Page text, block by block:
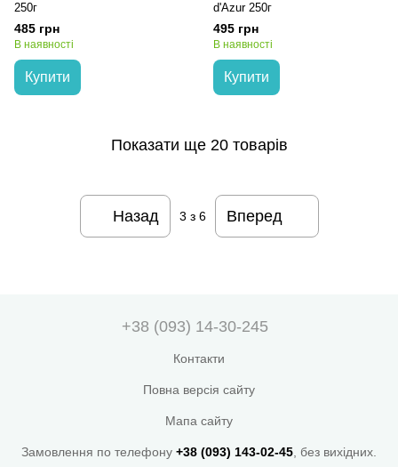
250г
485 грн
В наявності
Купити
d'Azur 250г
495 грн
В наявності
Купити
Показати ще 20 товарів
Назад 3 з 6 Вперед
+38 (093) 14-30-245
Контакти
Повна версія сайту
Мапа сайту
Замовлення по телефону +38 (093) 143-02-45 , без вихідних.